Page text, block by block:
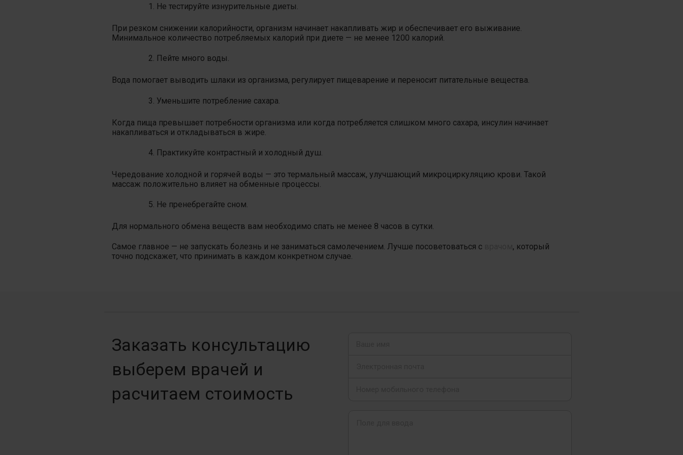
Не тестируйте изнурительные диеты.
При резком снижении калорийности, организм начинает накапливать жир и обеспечивает его выживание.
Минимальное количество потребляемых калорий при диете — не менее 1200 калорий.
Пейте много воды.
Вода помогает выводить шлаки из организма, регулирует пищеварение и переносит питательные вещества.
Уменьшите потребление сахара.
Когда пища превышает потребности организма или когда потребляется слишком много сахара, инсулин начинает
накапливаться и откладываться в жире.
Практикуйте контрастный и холодный душ.
Чередование холодной и горячей воды — это термальный массаж, улучшающий микроциркуляцию крови. Такой
массаж положительно влияет на обменные процессы.
Не пренебрегайте сном.
Для нормального обмена веществ вам необходимо спать не менее 8 часов в сутки.
Самое главное — не запускать болезнь и не заниматься самолечением. Лучше посоветоваться с
, который
точно подскажет, что принимать в каждом конкретном случае.
Заказать консультацию
выберем врачей и
расчитаем стоимость